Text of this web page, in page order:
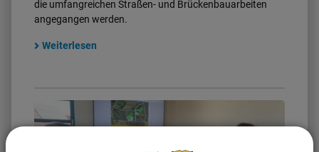
die umfangreichen Straßen- und Brückenbauarbeiten
angegangen werden.
Weiterlesen